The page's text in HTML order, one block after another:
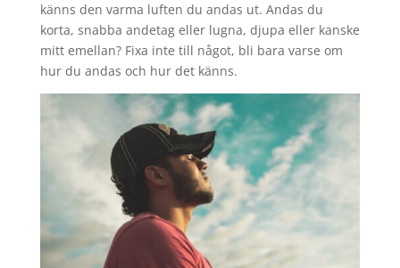
känns den varma luften du andas ut. Andas du
korta, snabba andetag eller lugna, djupa eller kanske
mitt emellan? Fixa inte till något, bli bara varse om
hur du andas och hur det känns.